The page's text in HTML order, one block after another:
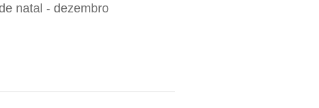
natal - dezembro